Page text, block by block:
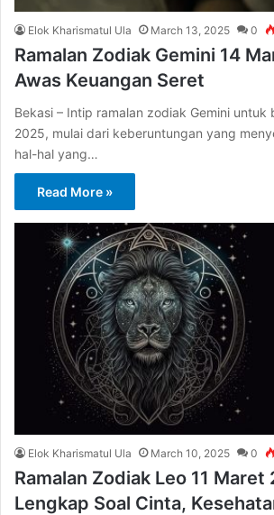
Elok Kharismatul Ula March 13, 2025 0
Ramalan Zodiak Gemini 14
Awas Keuangan Seret
Bekasi – Intip ramalan zodiak Gemini untuk
2025, mulai dari keberuntungan yang
hal-hal yang…
Read More »
Elok Kharismatul Ula March 10, 2025 0
Ramalan Zodiak Leo 11 Maret
Lengkap Soal Cinta,